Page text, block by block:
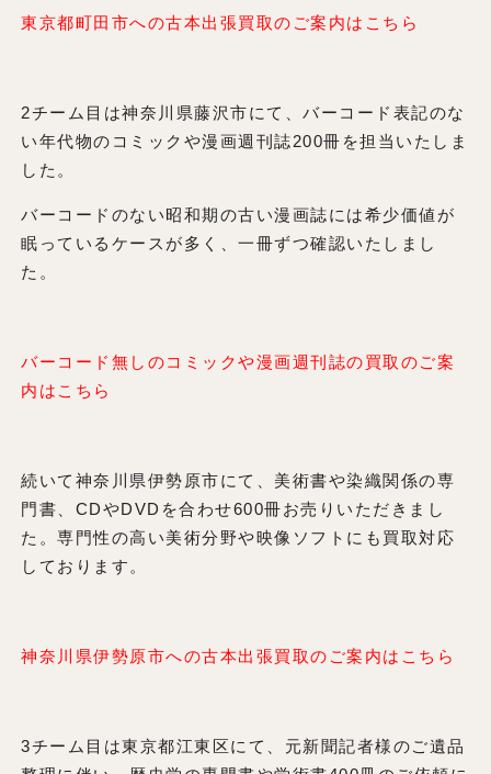
東京都町田市への古本出張買取のご案内はこちら
2チーム目は神奈川県藤沢市にて、バーコード表記のな
い年代物のコミックや漫画週刊誌200冊を担当いたしま
した。
バーコードのない昭和期の古い漫画誌には希少価値が
眠っているケースが多く、一冊ずつ確認いたしまし
た。
バーコード無しのコミックや漫画週刊誌の買取のご案
内はこちら
続いて神奈川県伊勢原市にて、美術書や染織関係の専
門書、CDやDVDを合わせ600冊お売りいただきまし
た。専門性の高い美術分野や映像ソフトにも買取対応
しております。
神奈川県伊勢原市への古本出張買取のご案内はこちら
3チーム目は東京都江東区にて、元新聞記者様のご遺品